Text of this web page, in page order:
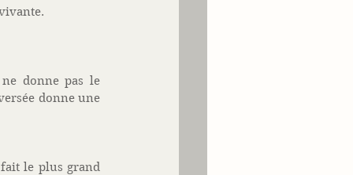
donne pas le
donne une
fait le plus grand